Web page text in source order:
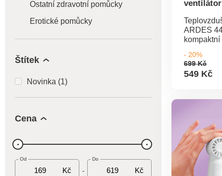
Ostatní zdravotní pomůcky
Erotické pomůcky
Štítek
Novinka (1)
Cena
Kč
Od
- Kč
Do
ventilátor
ARDES
zajistí
létě
ventilátor
pohodlná. •
ARDES
zahřeje
- 20%
699 Kč
549 Kč